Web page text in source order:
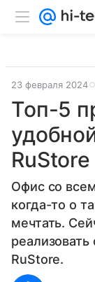
23 февраля 2024
Топ-5
RuStore
Офис со
когда-то о
мечтать.
RuStore.